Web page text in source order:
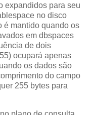
expandidos para seu
no disco
é mantido quando os
em dbspaces
de dois
ocupará apenas
os dados são
do campo
255 bytes para